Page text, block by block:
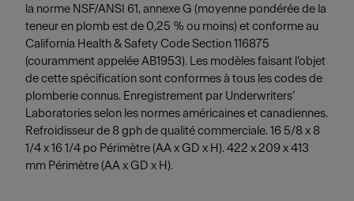
la norme NSF/ANSI 61, annexe G (moyenne pondérée de la
teneur en plomb est de 0,25 % ou moins) et conforme au
California Health & Safety Code Section 116875
(couramment appelée AB1953). Les modèles faisant l’objet
de cette spécification sont conformes à tous les codes de
plomberie connus. Enregistrement par Underwriters’
Laboratories selon les normes américaines et canadiennes.
Refroidisseur de 8 gph de qualité commerciale. 16 5/8 x 8
1/4 x 16 1/4 po Périmètre (AA x GD x H). 422 x 209 x 413
mm Périmètre (AA x GD x H).